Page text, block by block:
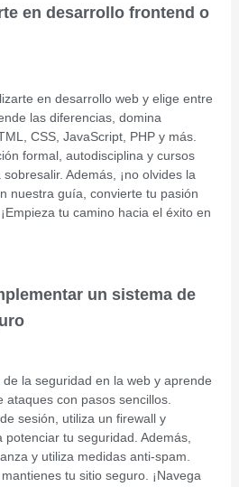
en desarrollo frontend o
en desarrollo web y elige entre
las diferencias, domina
CSS, JavaScript, PHP y más.
formal, autodisciplina y cursos
Además, ¡no olvides la
nuestra guía, convierte tu pasión
tu camino hacia el éxito en
un sistema de
la seguridad en la web y aprende
ataques con pasos sencillos.
sesión, utiliza un firewall y
potenciar tu seguridad. Además,
y utiliza medidas anti-spam.
tu sitio seguro. ¡Navega